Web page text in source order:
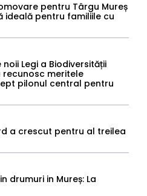
pentru Târgu Mureș
ideală pentru familiile cu
Legi a Biodiversității
recunosc meritele
pilonul central pentru
a crescut pentru al treilea
drumuri in Mureș: La